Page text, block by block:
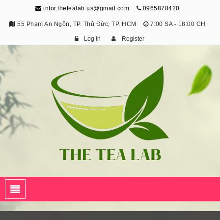
infor.thetealab.us@gmail.com 0965878420
55 Phạm An Ngôn, TP. Thủ Đức, TP. HCM 7:00 SA - 18:00 CH
Log In Register